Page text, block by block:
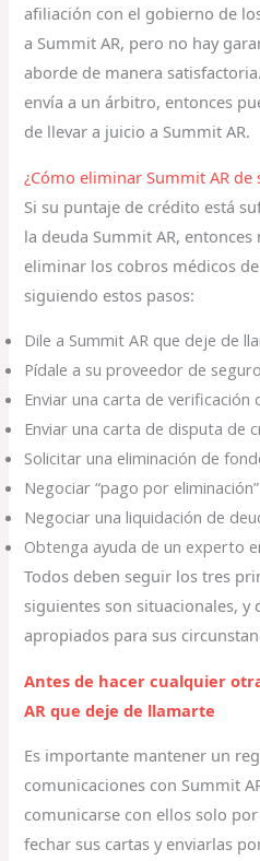
afiliación con el gobierno de
a Summit AR, pero no hay
aborde de manera
envía a un árbitro, entonces
de llevar a juicio a Summit AR.
¿Cómo eliminar Summit AR
Si su puntaje de crédito está
la deuda Summit AR,
eliminar los cobros médicos
siguiendo estos pasos:
Dile a Summit AR que deje de
Pídale a su proveedor de
Enviar una carta de verificación
Enviar una carta de disputa de
Solicitar una eliminación de
Negociar “pago por eliminación”
Negociar una liquidación de
Obtenga ayuda de un experto
Todos deben seguir los tres
siguientes son situacionales, y
apropiados para sus
Antes de hacer cualquier
AR que deje de llamarte
Es importante mantener un
comunicaciones con Summit
comunicarse con ellos solo
fechar sus cartas y enviarlas